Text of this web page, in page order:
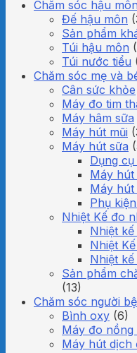
Chăm sóc hậu
Đế hậu môn
Sản phẩm
Túi hậu môn
Túi nước tiểu
Chăm sóc mẹ và
Cân sức khỏe
Máy đo tim
Máy hâm sữa
Máy hút mũi
Máy hút sữa
Dụng
Máy hút
Máy hút
Phụ
Nhiệt Kế đo
Nhiệt
Nhiệt
Nhiệt
Sản phẩm
(13)
Chăm sóc người
Bình oxy (6)
Máy đo
Máy hút dịch